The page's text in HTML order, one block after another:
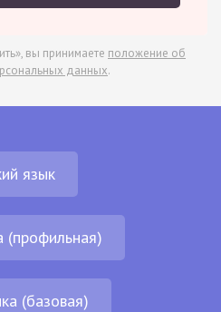
вы принимаете положение об
данных.
язык
(профильная)
(базовая)